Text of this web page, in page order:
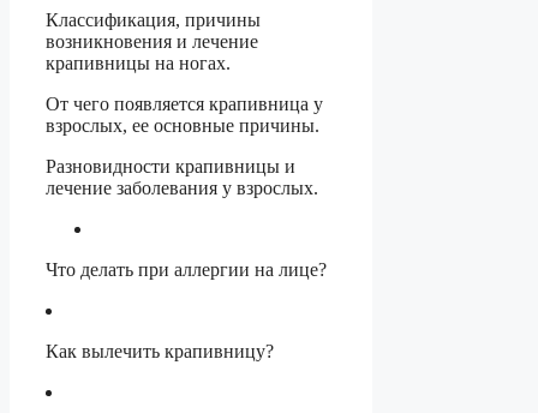
Классификация, причины
возникновения и лечение
крапивницы на ногах.
От чего появляется крапивница у
взрослых, ее основные причины.
Разновидности крапивницы и
лечение заболевания у взрослых.
Что делать при аллергии на лице?
Как вылечить крапивницу?